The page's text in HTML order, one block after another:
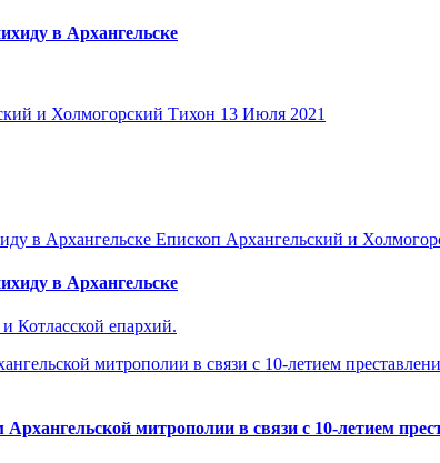
в Архангельске
и Холмогорский Тихон 13 Июля 2021
Епископ Архангельский и
в Архангельске
Котласской епархий.
митрополии в связи с 10-летием